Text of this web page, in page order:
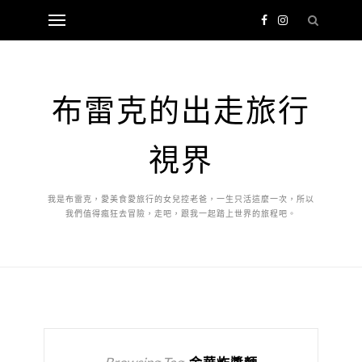
布雷克的出走旅行
視界
我是布雷克，愛美食愛旅行的女兒控老爸，一生只活這麼一次，所以
我們值得瘋狂去冒險，走吧，跟我一起踏上世界的旅程吧。